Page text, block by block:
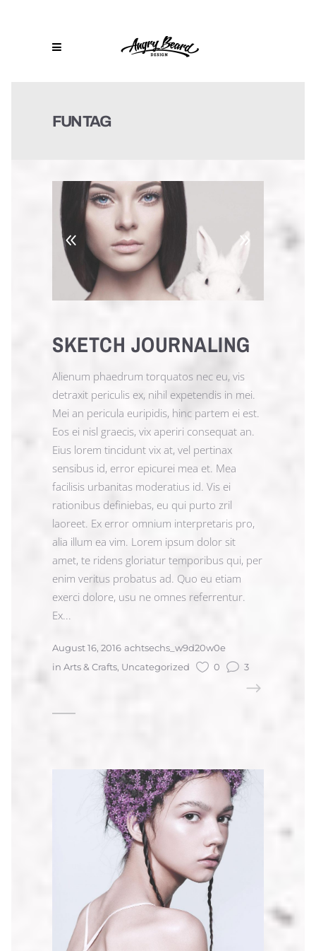
FUN TAG
SKETCH JOURNALING
Alienum phaedrum torquatos nec eu, vis
detraxit periculis ex, nihil expetendis in mei.
Mei an pericula euripidis, hinc partem ei est.
Eos ei nisl graecis, vix aperiri consequat an.
Eius lorem tincidunt vix at, vel pertinax
sensibus id, error epicurei mea et. Mea
facilisis urbanitas moderatius id. Vis ei
rationibus definiebas, eu qui purto zril
laoreet. Ex error omnium interpretaris pro,
alia illum ea vim. Lorem ipsum dolor sit
amet, te ridens gloriatur temporibus qui, per
enim veritus probatus ad. Quo eu etiam
exerci dolore, usu ne omnes referrentur.
Ex...
August 16, 2016 achtsechs_w9d20w0e
in Arts & Crafts, Uncategorized 0 3